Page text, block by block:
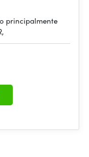
principalmente